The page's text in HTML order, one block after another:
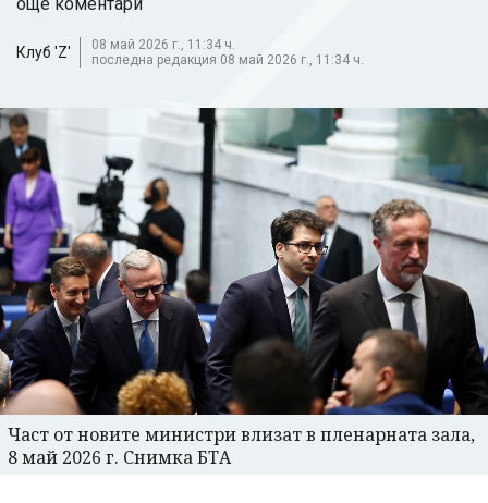
Клуб 'Z'
08 май 2026 г., 11:34 ч.
последна редакция 08 май 2026 г., 11:34 ч.
Част от новите министри влизат в пленарната зала,
8 май 2026 г. Снимка БТА